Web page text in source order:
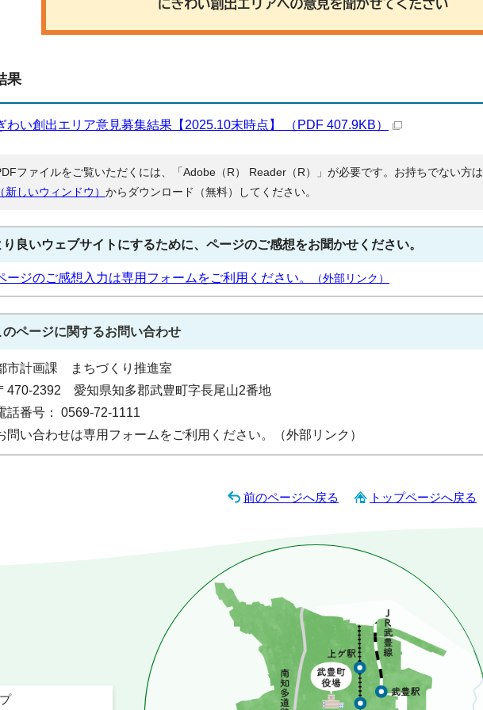
果
わい創出エリア意見募集結果【2025.10末時点】 （PDF 407.9KB）
ファイルをご覧いただくには、「Adobe（R） Reader（R）」が必要です。お持ちでない方は
新しいウィンドウ） からダウンロード（無料）してください。
り良いウェブサイトにするために、ページのご感想をお聞かせください。
ージのご感想入力は専用フォームをご利用ください。 （外部リンク）
のページに関するお問い合わせ
市計画課 まちづくり推進室
470-2392 愛知県知多郡武豊町字長尾山2番地
話番号： 0569-72-1111
問い合わせは専用フォームをご利用ください。（外部リンク）
前のページへ戻る トップページへ戻る